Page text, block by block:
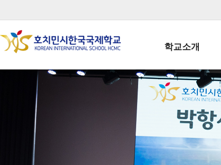
학교소개
학교장인사말
학생회장인사말
학교상징
학교 CI
교직원현황